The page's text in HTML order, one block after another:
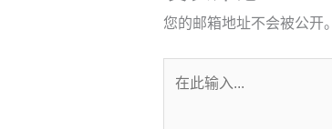
您的邮箱地址不会被公开。